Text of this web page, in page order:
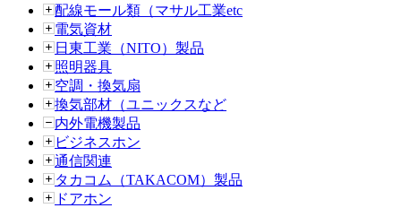
配線モール類（マサル工業etc
電気資材
日東工業（NITO）製品
照明器具
空調・換気扇
換気部材（ユニックスなど
内外電機製品
ビジネスホン
通信関連
タカコム（TAKACOM）製品
ドアホン